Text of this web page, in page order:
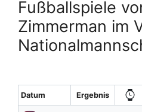
Fußballspiele
Zimmerman im
Datum Ergebnis